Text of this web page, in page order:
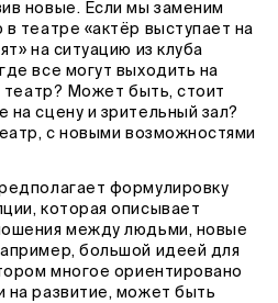
новые. Если мы заменим
театре «актёр выступает на
на ситуацию из клуба
все могут выходить на
театр? Может быть, стоит
сцену и зрительный зал?
с новыми возможностями
формулировку
которая описывает
между людьми, новые
большой идеей для
многое ориентировано
развитие, может быть